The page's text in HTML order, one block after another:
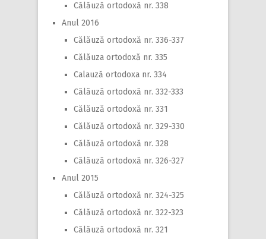
Călăuză ortodoxă nr. 338
Anul 2016
Călăuză ortodoxă nr. 336-337
Călăuza ortodoxă nr. 335
Calauză ortodoxa nr. 334
Călăuză ortodoxă nr. 332-333
Călăuză ortodoxă nr. 331
Călăuză ortodoxă nr. 329-330
Călăuză ortodoxă nr. 328
Călăuză ortodoxă nr. 326-327
Anul 2015
Călăuză ortodoxă nr. 324-325
Călăuză ortodoxă nr. 322-323
Călăuză ortodoxă nr. 321